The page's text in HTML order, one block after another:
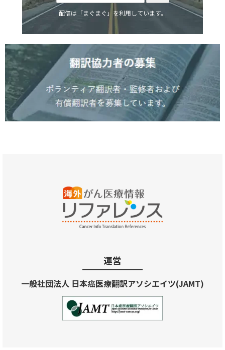
配信は「まぐまぐ」を利用しています。
運営
一般社団法人 日本癌医療翻訳アソシエイツ(JAMT)